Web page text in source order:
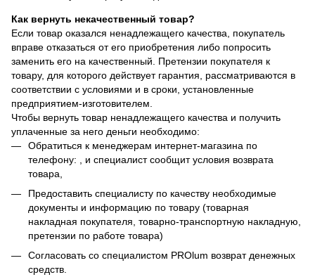
Как вернуть некачественный товар?
Если товар оказался ненадлежащего качества, покупатель
вправе отказаться от его приобретения либо попросить
заменить его на качественный. Претензии покупателя к
товару, для которого действует гарантия, рассматриваются в
соответствии с условиями и в сроки, установленные
предприятием-изготовителем.
Чтобы вернуть товар ненадлежащего качества и получить
уплаченные за него деньги необходимо:
Обратиться к менеджерам интернет-магазина по
телефону: , и специалист сообщит условия возврата
товара,
Предоставить специалисту по качеству необходимые
документы и информацию по товару (товарная
накладная покупателя, товарно-транспортную накладную,
претензии по работе товара)
Согласовать со специалистом PROlum возврат денежных
средств.